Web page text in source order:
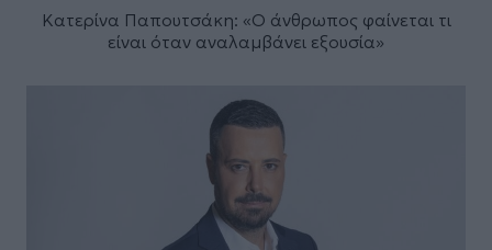
Κατερίνα Παπουτσάκη: «Ο άνθρωπος φαίνεται τι
είναι όταν αναλαμβάνει εξουσία»